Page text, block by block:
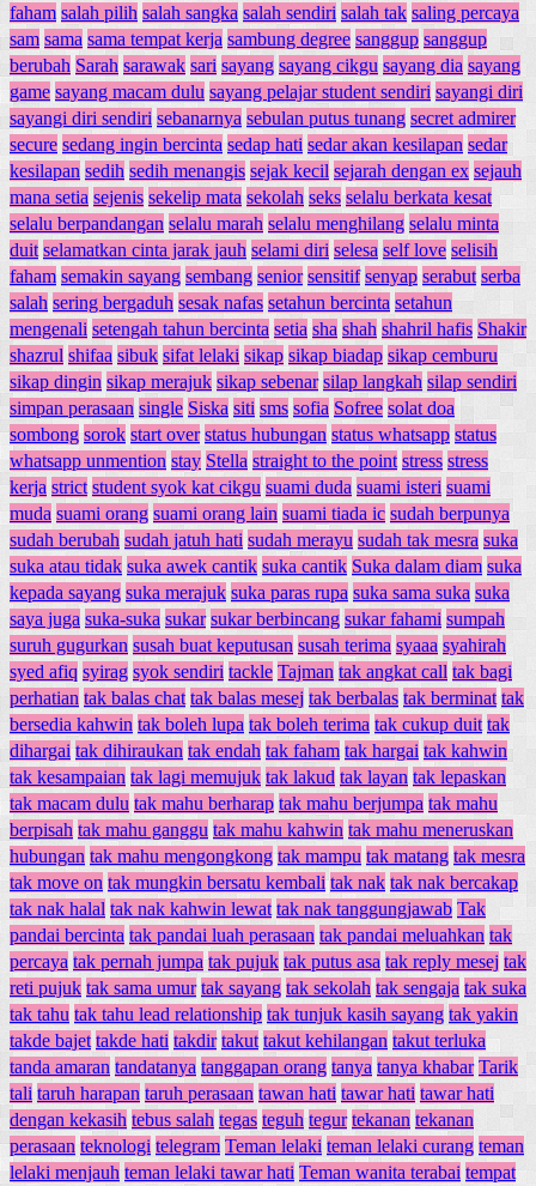
faham salah pilih salah sangka salah sendiri salah tak saling percaya
sam sama sama tempat kerja sambung degree sanggup sanggup
berubah Sarah sarawak sari sayang sayang cikgu sayang dia sayang
game sayang macam dulu sayang pelajar student sendiri sayangi diri
sayangi diri sendiri sebanarnya sebulan putus tunang secret admirer
secure sedang ingin bercinta sedap hati sedar akan kesilapan sedar
kesilapan sedih sedih menangis sejak kecil sejarah dengan ex sejauh
mana setia sejenis sekelip mata sekolah seks selalu berkata kesat
selalu berpandangan selalu marah selalu menghilang selalu minta
duit selamatkan cinta jarak jauh selami diri selesa self love selisih
faham semakin sayang sembang senior sensitif senyap serabut serba
salah sering bergaduh sesak nafas setahun bercinta setahun
mengenali setengah tahun bercinta setia sha shah shahril hafis Shakir
shazrul shifaa sibuk sifat lelaki sikap sikap biadap sikap cemburu
sikap dingin sikap merajuk sikap sebenar silap langkah silap sendiri
simpan perasaan single Siska siti sms sofia Sofree solat doa
sombong sorok start over status hubungan status whatsapp status
whatsapp unmention stay Stella straight to the point stress stress
kerja strict student syok kat cikgu suami duda suami isteri suami
muda suami orang suami orang lain suami tiada ic sudah berpunya
sudah berubah sudah jatuh hati sudah merayu sudah tak mesra suka
suka atau tidak suka awek cantik suka cantik Suka dalam diam suka
kepada sayang suka merajuk suka paras rupa suka sama suka suka
saya juga suka-suka sukar sukar berbincang sukar fahami sumpah
suruh gugurkan susah buat keputusan susah terima syaaa syahirah
syed afiq syirag syok sendiri tackle Tajman tak angkat call tak bagi
perhatian tak balas chat tak balas mesej tak berbalas tak berminat tak
bersedia kahwin tak boleh lupa tak boleh terima tak cukup duit tak
dihargai tak dihiraukan tak endah tak faham tak hargai tak kahwin
tak kesampaian tak lagi memujuk tak lakud tak layan tak lepaskan
tak macam dulu tak mahu berharap tak mahu berjumpa tak mahu
berpisah tak mahu ganggu tak mahu kahwin tak mahu meneruskan
hubungan tak mahu mengongkong tak mampu tak matang tak mesra
tak move on tak mungkin bersatu kembali tak nak tak nak bercakap
tak nak halal tak nak kahwin lewat tak nak tanggungjawab Tak
pandai bercinta tak pandai luah perasaan tak pandai meluahkan tak
percaya tak pernah jumpa tak pujuk tak putus asa tak reply mesej tak
reti pujuk tak sama umur tak sayang tak sekolah tak sengaja tak suka
tak tahu tak tahu lead relationship tak tunjuk kasih sayang tak yakin
takde bajet takde hati takdir takut takut kehilangan takut terluka
tanda amaran tandatanya tanggapan orang tanya tanya khabar Tarik
tali taruh harapan taruh perasaan tawan hati tawar hati tawar hati
dengan kekasih tebus salah tegas teguh tegur tekanan tekanan
perasaan teknologi telegram Teman lelaki teman lelaki curang teman
lelaki menjauh teman lelaki tawar hati Teman wanita terabai tempat